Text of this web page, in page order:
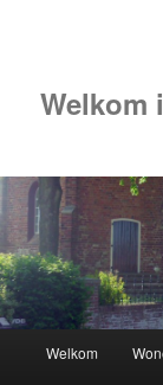
Welkom
Spring
Welkom